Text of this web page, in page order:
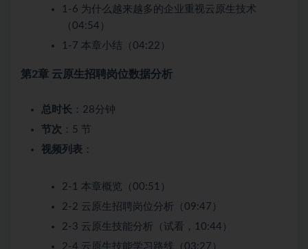
1-6 为什么越来越多的企业重视云原生技术
（04:54）
1-7 本章小结（04:22）
第2章 云原生招聘岗位数据分析
总时长 ：28分钟
节次 ：5 节
视频列表 ：
2-1 本章概览（00:51）
2-2 云原生招聘岗位分析（09:47）
2-3 云原生技能分析（试看，10:44）
2-4 云原生技能学习路线（03:27）